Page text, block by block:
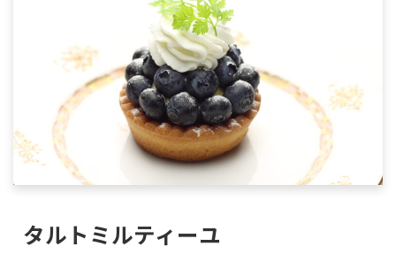
タルトミルティーユ